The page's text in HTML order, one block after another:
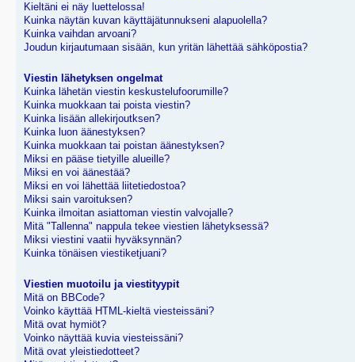
Kieltäni ei näy luettelossa!
Kuinka näytän kuvan käyttäjätunnukseni alapuolella?
Kuinka vaihdan arvoani?
Joudun kirjautumaan sisään, kun yritän lähettää sähköpostia?
Viestin lähetyksen ongelmat
Kuinka lähetän viestin keskustelufoorumille?
Kuinka muokkaan tai poista viestin?
Kuinka lisään allekirjoutksen?
Kuinka luon äänestyksen?
Kuinka muokkaan tai poistan äänestyksen?
Miksi en pääse tietyille alueille?
Miksi en voi äänestää?
Miksi en voi lähettää liitetiedostoa?
Miksi sain varoituksen?
Kuinka ilmoitan asiattoman viestin valvojalle?
Mitä "Tallenna" nappula tekee viestien lähetyksessä?
Miksi viestini vaatii hyväksynnän?
Kuinka tönäisen viestiketjuani?
Viestien muotoilu ja viestityypit
Mitä on BBCode?
Voinko käyttää HTML-kieltä viesteissäni?
Mitä ovat hymiöt?
Voinko näyttää kuvia viesteissäni?
Mitä ovat yleistiedotteet?